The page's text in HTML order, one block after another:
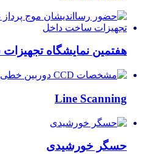
هفتمین نمایشگاه
Line Scanning
حسگر خورشیدی